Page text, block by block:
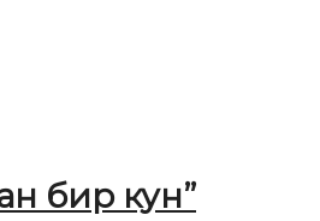
бир кун”